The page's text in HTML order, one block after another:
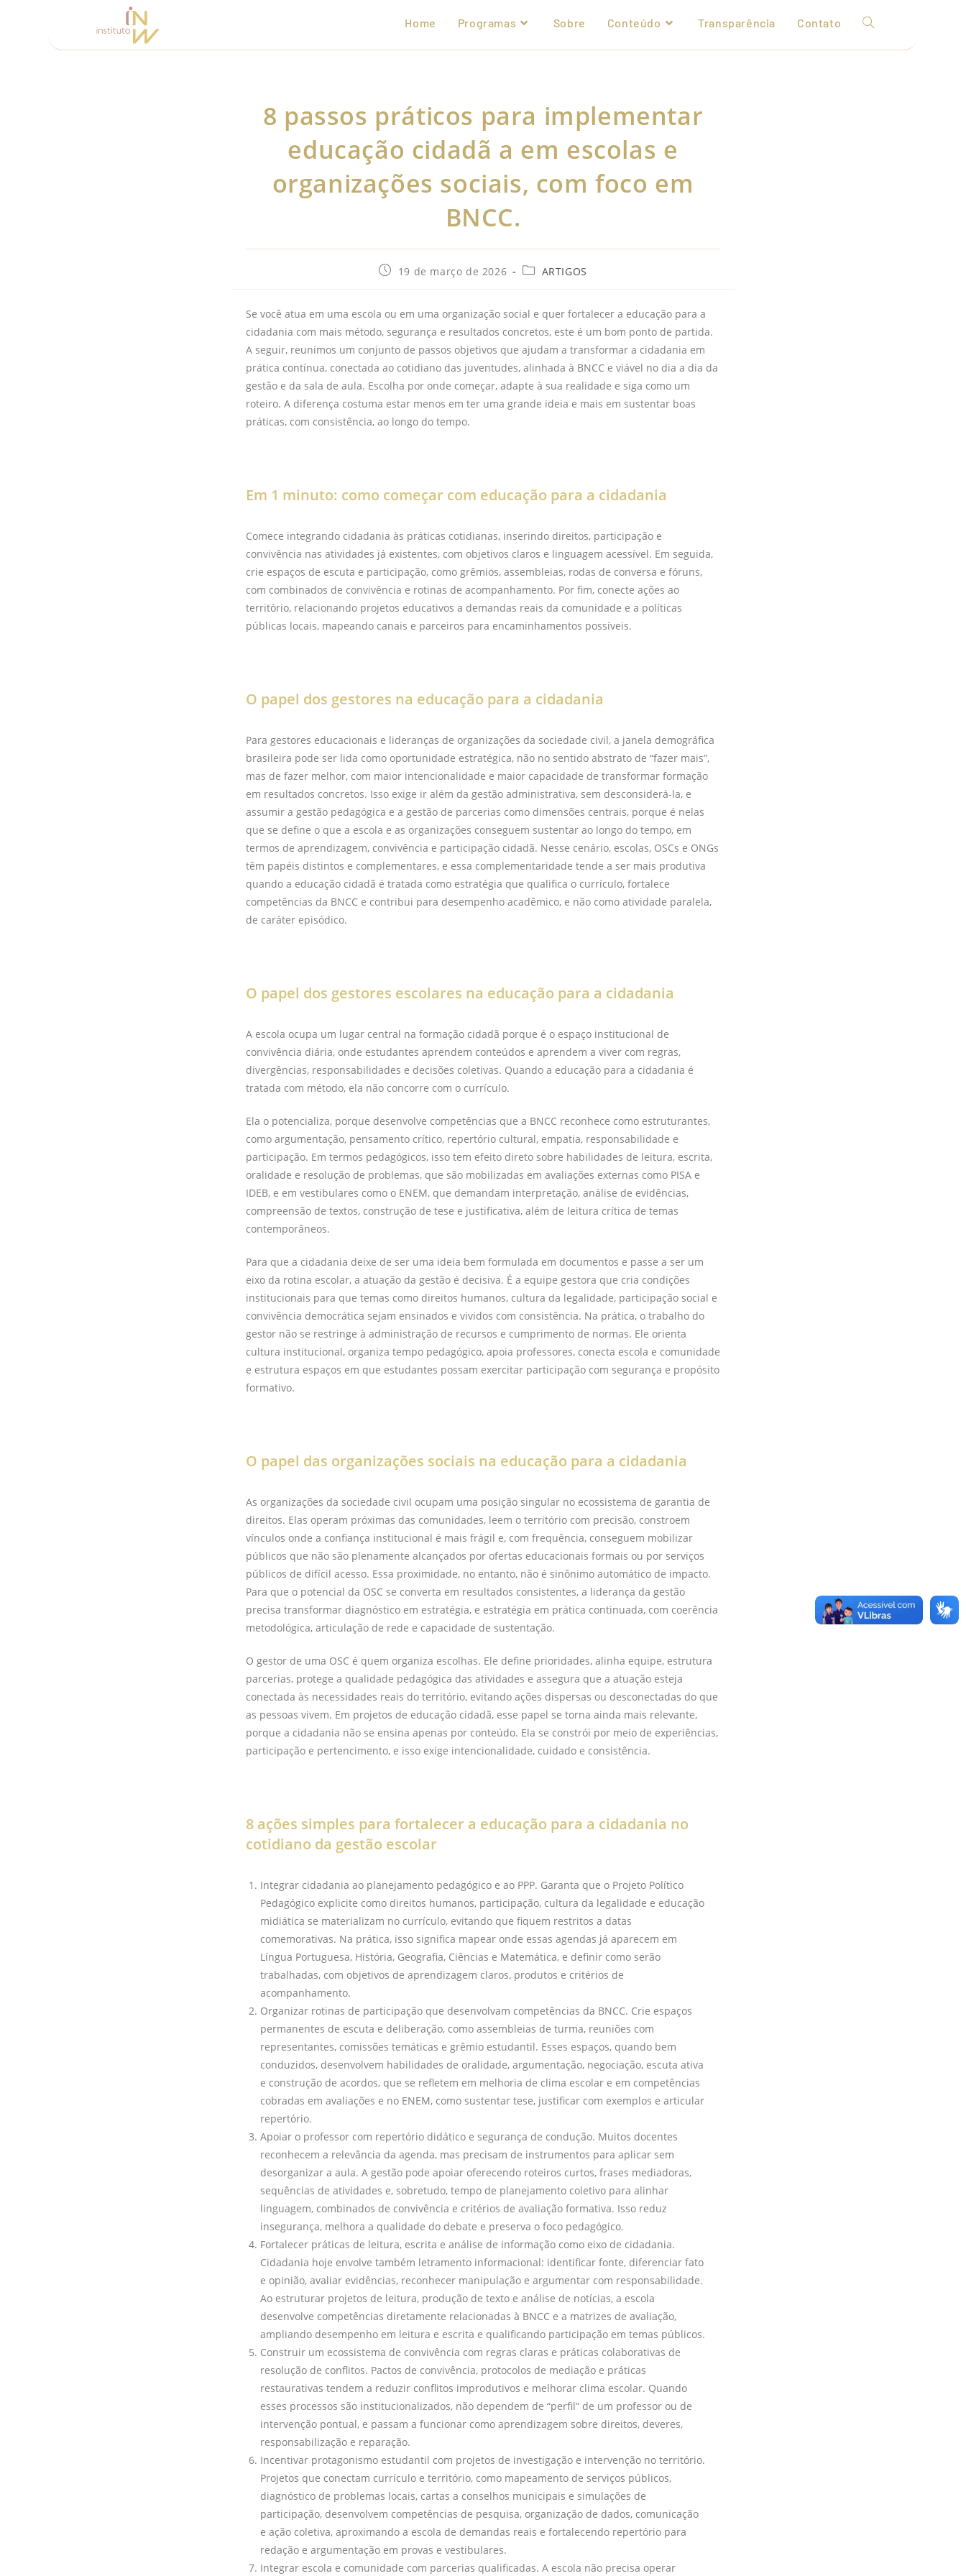
Home Programas Sobre Conteúdo Transparência Contato
8 passos práticos para implementar
educação cidadã a em escolas e
organizações sociais, com foco em
BNCC.
19 de março de 2026 ARTIGOS
Se você atua em uma escola ou em uma organização social e quer fortalecer a educação para a
cidadania com mais método, segurança e resultados concretos, este é um bom ponto de partida.
A seguir, reunimos um conjunto de passos objetivos que ajudam a transformar a cidadania em
prática contínua, conectada ao cotidiano das juventudes, alinhada à BNCC e viável no dia a dia da
gestão e da sala de aula. Escolha por onde começar, adapte à sua realidade e siga como um
roteiro. A diferença costuma estar menos em ter uma grande ideia e mais em sustentar boas
práticas, com consistência, ao longo do tempo.
Em 1 minuto: como começar com educação para a cidadania
Comece integrando cidadania às práticas cotidianas, inserindo direitos, participação e
convivência nas atividades já existentes, com objetivos claros e linguagem acessível. Em seguida,
crie espaços de escuta e participação, como grêmios, assembleias, rodas de conversa e fóruns,
com combinados de convivência e rotinas de acompanhamento. Por fim, conecte ações ao
território, relacionando projetos educativos a demandas reais da comunidade e a políticas
públicas locais, mapeando canais e parceiros para encaminhamentos possíveis.
O papel dos gestores na educação para a cidadania
Para gestores educacionais e lideranças de organizações da sociedade civil, a janela demográfica
brasileira pode ser lida como oportunidade estratégica, não no sentido abstrato de “fazer mais”,
mas de fazer melhor, com maior intencionalidade e maior capacidade de transformar formação
em resultados concretos. Isso exige ir além da gestão administrativa, sem desconsiderá-la, e
assumir a gestão pedagógica e a gestão de parcerias como dimensões centrais, porque é nelas
que se define o que a escola e as organizações conseguem sustentar ao longo do tempo, em
termos de aprendizagem, convivência e participação cidadã. Nesse cenário, escolas, OSCs e ONGs
têm papéis distintos e complementares, e essa complementaridade tende a ser mais produtiva
quando a educação cidadã é tratada como estratégia que qualifica o currículo, fortalece
competências da BNCC e contribui para desempenho acadêmico, e não como atividade paralela,
de caráter episódico.
O papel dos gestores escolares na educação para a cidadania
A escola ocupa um lugar central na formação cidadã porque é o espaço institucional de
convivência diária, onde estudantes aprendem conteúdos e aprendem a viver com regras,
divergências, responsabilidades e decisões coletivas. Quando a educação para a cidadania é
tratada com método, ela não concorre com o currículo.
Ela o potencializa, porque desenvolve competências que a BNCC reconhece como estruturantes,
como argumentação, pensamento crítico, repertório cultural, empatia, responsabilidade e
participação. Em termos pedagógicos, isso tem efeito direto sobre habilidades de leitura, escrita,
oralidade e resolução de problemas, que são mobilizadas em avaliações externas como PISA e
IDEB, e em vestibulares como o ENEM, que demandam interpretação, análise de evidências,
compreensão de textos, construção de tese e justificativa, além de leitura crítica de temas
contemporâneos.
Para que a cidadania deixe de ser uma ideia bem formulada em documentos e passe a ser um
eixo da rotina escolar, a atuação da gestão é decisiva. É a equipe gestora que cria condições
institucionais para que temas como direitos humanos, cultura da legalidade, participação social e
convivência democrática sejam ensinados e vividos com consistência. Na prática, o trabalho do
gestor não se restringe à administração de recursos e cumprimento de normas. Ele orienta
cultura institucional, organiza tempo pedagógico, apoia professores, conecta escola e comunidade
e estrutura espaços em que estudantes possam exercitar participação com segurança e propósito
formativo.
O papel das organizações sociais na educação para a cidadania
As organizações da sociedade civil ocupam uma posição singular no ecossistema de garantia de
direitos. Elas operam próximas das comunidades, leem o território com precisão, constroem
vínculos onde a confiança institucional é mais frágil e, com frequência, conseguem mobilizar
públicos que não são plenamente alcançados por ofertas educacionais formais ou por serviços
públicos de difícil acesso. Essa proximidade, no entanto, não é sinônimo automático de impacto.
Para que o potencial da OSC se converta em resultados consistentes, a liderança da gestão
precisa transformar diagnóstico em estratégia, e estratégia em prática continuada, com coerência
metodológica, articulação de rede e capacidade de sustentação.
O gestor de uma OSC é quem organiza escolhas. Ele define prioridades, alinha equipe, estrutura
parcerias, protege a qualidade pedagógica das atividades e assegura que a atuação esteja
conectada às necessidades reais do território, evitando ações dispersas ou desconectadas do que
as pessoas vivem. Em projetos de educação cidadã, esse papel se torna ainda mais relevante,
porque a cidadania não se ensina apenas por conteúdo. Ela se constrói por meio de experiências,
participação e pertencimento, e isso exige intencionalidade, cuidado e consistência.
8 ações simples para fortalecer a educação para a cidadania no
cotidiano da gestão escolar
Integrar cidadania ao planejamento pedagógico e ao PPP. Garanta que o Projeto Político
Pedagógico explicite como direitos humanos, participação, cultura da legalidade e educação
midiática se materializam no currículo, evitando que fiquem restritos a datas
comemorativas. Na prática, isso significa mapear onde essas agendas já aparecem em
Língua Portuguesa, História, Geografia, Ciências e Matemática, e definir como serão
trabalhadas, com objetivos de aprendizagem claros, produtos e critérios de
acompanhamento.
Organizar rotinas de participação que desenvolvam competências da BNCC. Crie espaços
permanentes de escuta e deliberação, como assembleias de turma, reuniões com
representantes, comissões temáticas e grêmio estudantil. Esses espaços, quando bem
conduzidos, desenvolvem habilidades de oralidade, argumentação, negociação, escuta ativa
e construção de acordos, que se refletem em melhoria de clima escolar e em competências
cobradas em avaliações e no ENEM, como sustentar tese, justificar com exemplos e articular
repertório.
Apoiar o professor com repertório didático e segurança de condução. Muitos docentes
reconhecem a relevância da agenda, mas precisam de instrumentos para aplicar sem
desorganizar a aula. A gestão pode apoiar oferecendo roteiros curtos, frases mediadoras,
sequências de atividades e, sobretudo, tempo de planejamento coletivo para alinhar
linguagem, combinados de convivência e critérios de avaliação formativa. Isso reduz
insegurança, melhora a qualidade do debate e preserva o foco pedagógico.
Fortalecer práticas de leitura, escrita e análise de informação como eixo de cidadania.
Cidadania hoje envolve também letramento informacional: identificar fonte, diferenciar fato
e opinião, avaliar evidências, reconhecer manipulação e argumentar com responsabilidade.
Ao estruturar projetos de leitura, produção de texto e análise de notícias, a escola
desenvolve competências diretamente relacionadas à BNCC e a matrizes de avaliação,
ampliando desempenho em leitura e escrita e qualificando participação em temas públicos.
Construir um ecossistema de convivência com regras claras e práticas colaborativas de
resolução de conflitos. Pactos de convivência, protocolos de mediação e práticas
restaurativas tendem a reduzir conflitos improdutivos e melhorar clima escolar. Quando
esses processos são institucionalizados, não dependem de “perfil” de um professor ou de
intervenção pontual, e passam a funcionar como aprendizagem sobre direitos, deveres,
responsabilização e reparação.
Incentivar protagonismo estudantil com projetos de investigação e intervenção no território.
Projetos que conectam currículo e território, como mapeamento de serviços públicos,
diagnóstico de problemas locais, cartas a conselhos municipais e simulações de
participação, desenvolvem competências de pesquisa, organização de dados, comunicação
e ação coletiva, aproximando a escola de demandas reais e fortalecendo repertório para
redação e argumentação em provas e vestibulares.
Integrar escola e comunidade com parcerias qualificadas. A escola não precisa operar